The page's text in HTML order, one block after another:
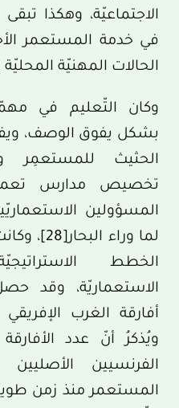
الاجتماعيّة، وهكذا
في خدمة المستعمر
الحالات المهنيّة
وكان التّعليم في
بشكل يفوق الوصف،
الحثيث للمستعمِر
تخصيص مدارس
المسؤولين
لما وراء البحار[28]
،
الخطط
الاستعماريّة، وقد
أفارقة الغرب
ويُذكرُ أنّ عدد
الفرنسيين
المستعمر منذ زمن